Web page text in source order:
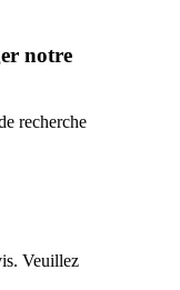
notre
recherche
Veuillez